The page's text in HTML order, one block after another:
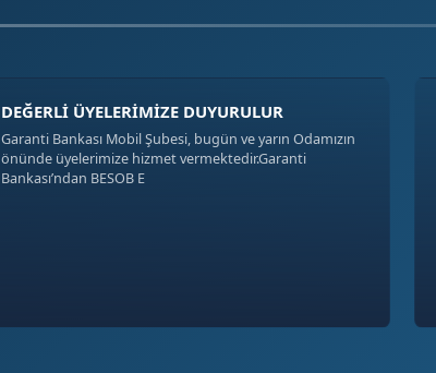
DEĞERLİ ÜYELERİMİZE DUYURULUR
Garanti Bankası Mobil Şubesi, bugün ve yarın Odamızın
önünde üyelerimize hizmet vermektedir.Garanti
Bankası’ndan BESOB E